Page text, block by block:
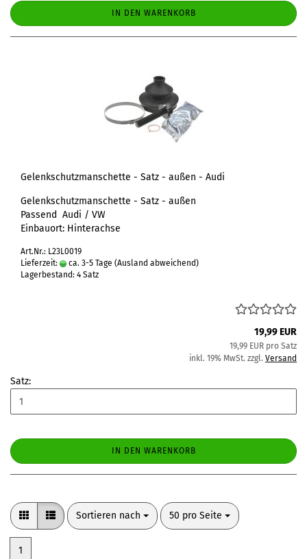
IN DEN WARENKORB
Gelenkschutzmanschette - Satz - außen - Audi
Gelenkschutzmanschette - Satz - außen
Passend Audi / VW
Einbauort: Hinterachse
Art.Nr.: L23L0019
Lieferzeit:
ca. 3-5 Tage (Ausland abweichend)
Lagerbestand: 4 Satz
19,99 EUR
19,99 EUR pro Satz
inkl. 19% MwSt. zzgl. Versand
Satz:
IN DEN WARENKORB
Sortieren nach
Sortieren nach 50 pro Seite
pro Seite
1